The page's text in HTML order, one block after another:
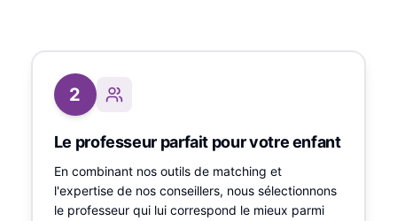
2
Le professeur parfait pour votre enfant
En combinant nos outils de matching et
l'expertise de nos conseillers, nous sélectionnons
le professeur qui lui correspond le mieux parmi